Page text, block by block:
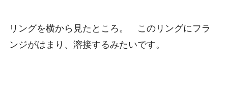
リングを横から見たところ。 このリングにフラ
ンジがはまり、溶接するみたいです。